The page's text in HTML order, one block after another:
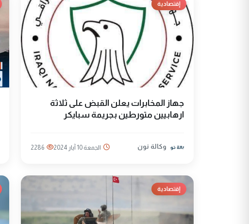
إقتصادية
جهاز المخابرات يعلن القبض على ثلاثة
ارهابيين متورطين بجريمة سبايكر
وكالة نون الجمعة 10 آيار 2024 2286
إقتصادية